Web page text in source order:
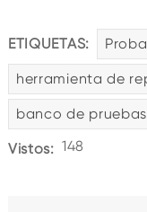
ETIQUETAS:
herramienta de
banco de
Vistos: 148